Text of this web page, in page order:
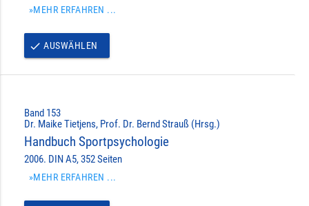
»MEHR ERFAHREN ...
done AUSWÄHLEN
Band 153
Dr. Maike Tietjens, Prof. Dr. Bernd Strauß (Hrsg.)
Handbuch Sportpsychologie
2006. DIN A5, 352 Seiten
»MEHR ERFAHREN ...